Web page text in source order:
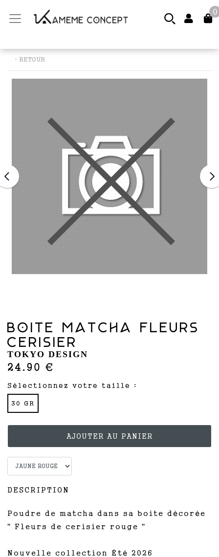
0
‹ RETOUR
BOITE MATCHA FLEURS
CERISIER
TOKYO DESIGN
24.90 €
Sélectionnez votre taille :
30 GR
DESCRIPTION
Poudre de matcha dans sa boite décorée
" Fleurs de cerisier rouge "
Nouvelle collection Été 2026